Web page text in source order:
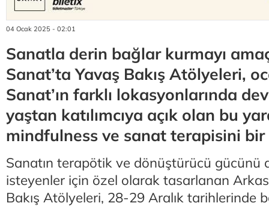
04 Ocak 2025 - 02:01
Sanatla derin bağlar kurmayı
Sanat’ta Yavaş Bakış Atölyeleri,
Sanat’ın farklı lokasyonlarında
yaştan katılımcıya açık olan bu
mindfulness ve sanat terapisini
Sanatın terapötik ve dönüştürücü gücünü
isteyenler için özel olarak tasarlanan
Bakış Atölyeleri, 28-29 Aralık tarihlerinde